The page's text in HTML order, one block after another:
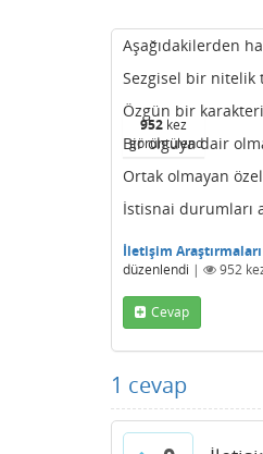
952 kez
görüntülendi
Aşağıdakilerden
Sezgisel bir nitelik
Özgün bir
Bir olguya dair
Ortak olmayan
İstisnai durumları
İletişim
düzenlendi | 952
Cevap
1 cevap